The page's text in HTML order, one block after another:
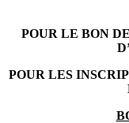
POUR LE BON
POUR LES